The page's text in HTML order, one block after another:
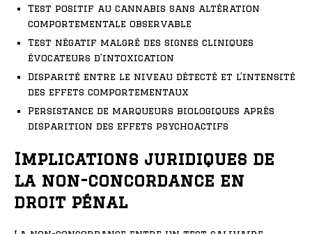
Test positif au cannabis sans altération
comportementale observable
Test négatif malgré des signes cliniques
évocateurs d’intoxication
Disparité entre le niveau détecté et l’intensité
des effets comportementaux
Persistance de marqueurs biologiques après
disparition des effets psychoactifs
Implications juridiques de
la non-concordance en
droit pénal